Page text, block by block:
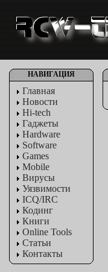
НАВИГАЦИЯ
Главная
Новости
Hi-tech
Гаджеты
Hardware
Software
Games
Mobile
Вирусы
Уязвимости
ICQ/IRC
Кодинг
Книги
Online Tools
Статьи
Контакты